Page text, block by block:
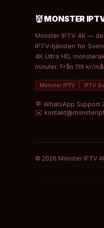
👹 MONSTER
Monster IPTV 4K —
IPTV-tjänsten för
4K Ultra HD,
minuter. Från 119 kr/
Monster IPTV IPTV
💬 WhatsApp Support
✉️
© 2026 Monster IPTV